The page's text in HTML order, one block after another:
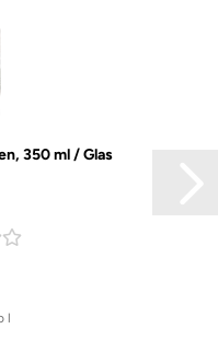
350 ml / Glas
l